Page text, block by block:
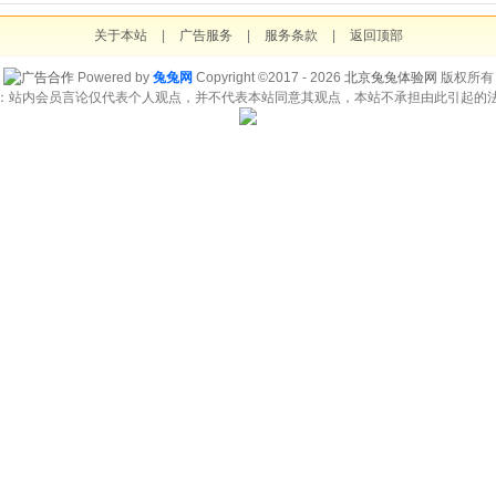
关于本站 广告服务 服务条款 返回顶部
Powered by 兔兔网 Copyright ©2017 - 2026 北京兔兔体验网 版权所有
站内会员言论仅代表个人观点，并不代表本站同意其观点，本站不承担由此引起的